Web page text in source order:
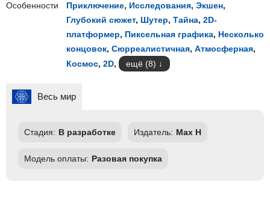
Особенности
Приключение, Исследования, Экшен,
Глубокий сюжет, Шутер, Тайна, 2D-
платформер, Пиксельная графика, Несколько
концовок, Сюрреалистичная, Атмосферная,
Космос, 2D, ещё (8)
Весь мир
Стадия: В разработке Издатель: Max H
Модель оплаты: Разовая покупка